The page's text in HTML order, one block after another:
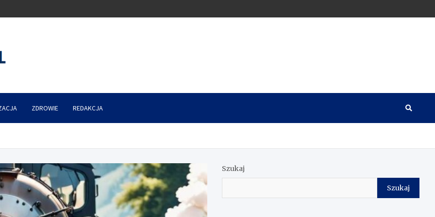
ZDROWIE REDAKCJA
Szukaj
Szukaj